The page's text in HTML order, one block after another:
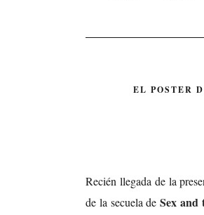
EL POSTER
Recién llegada de la
de la secuela deSex and